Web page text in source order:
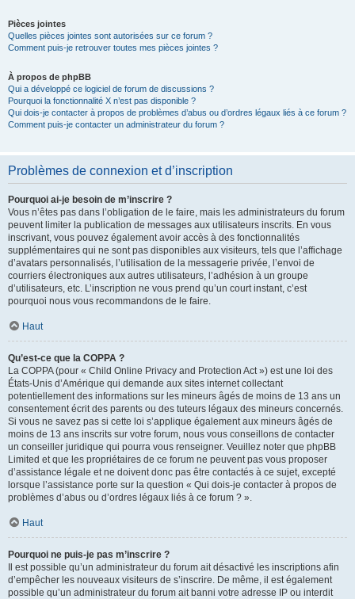
Pièces jointes
Quelles pièces jointes sont autorisées sur ce forum ?
Comment puis-je retrouver toutes mes pièces jointes ?
À propos de phpBB
Qui a développé ce logiciel de forum de discussions ?
Pourquoi la fonctionnalité X n’est pas disponible ?
Qui dois-je contacter à propos de problèmes d’abus ou d’ordres légaux liés à ce forum ?
Comment puis-je contacter un administrateur du forum ?
Problèmes de connexion et d’inscription
Pourquoi ai-je besoin de m’inscrire ?
Vous n’êtes pas dans l’obligation de le faire, mais les administrateurs du forum
peuvent limiter la publication de messages aux utilisateurs inscrits. En vous
inscrivant, vous pouvez également avoir accès à des fonctionnalités
supplémentaires qui ne sont pas disponibles aux visiteurs, tels que l’affichage
d’avatars personnalisés, l’utilisation de la messagerie privée, l’envoi de
courriers électroniques aux autres utilisateurs, l’adhésion à un groupe
d’utilisateurs, etc. L’inscription ne vous prend qu’un court instant, c’est
pourquoi nous vous recommandons de le faire.
Haut
Qu’est-ce que la COPPA ?
La COPPA (pour « Child Online Privacy and Protection Act ») est une loi des
États-Unis d’Amérique qui demande aux sites internet collectant
potentiellement des informations sur les mineurs âgés de moins de 13 ans un
consentement écrit des parents ou des tuteurs légaux des mineurs concernés.
Si vous ne savez pas si cette loi s’applique également aux mineurs âgés de
moins de 13 ans inscrits sur votre forum, nous vous conseillons de contacter
un conseiller juridique qui pourra vous renseigner. Veuillez noter que phpBB
Limited et que les propriétaires de ce forum ne peuvent pas vous proposer
d’assistance légale et ne doivent donc pas être contactés à ce sujet, excepté
lorsque l’assistance porte sur la question « Qui dois-je contacter à propos de
problèmes d’abus ou d’ordres légaux liés à ce forum ? ».
Haut
Pourquoi ne puis-je pas m’inscrire ?
Il est possible qu’un administrateur du forum ait désactivé les inscriptions afin
d’empêcher les nouveaux visiteurs de s’inscrire. De même, il est également
possible qu’un administrateur du forum ait banni votre adresse IP ou interdit